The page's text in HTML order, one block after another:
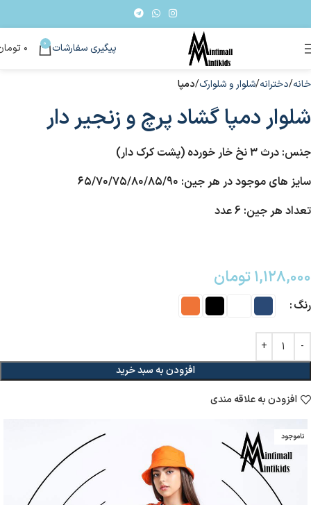
پیگیری سفارشات 0 ۰
خانه دخترانه شلوار و شلوارک دمپا
شلوار دمپا گشاد پرچ و زنجیر دار
جنس: درث ۳ نخ خار خورده (پشت کرک دار)
سایز های موجود در هر جین: ۶۵/۷۰/۷۵/۸۰/۸۵/۹۰
تعداد هر جین: 6 عدد
۱,۱۲۸,۰۰۰تومان
رنگ
افزودن به سبد خرید
افزودن به علاقه مندی
ناموجود